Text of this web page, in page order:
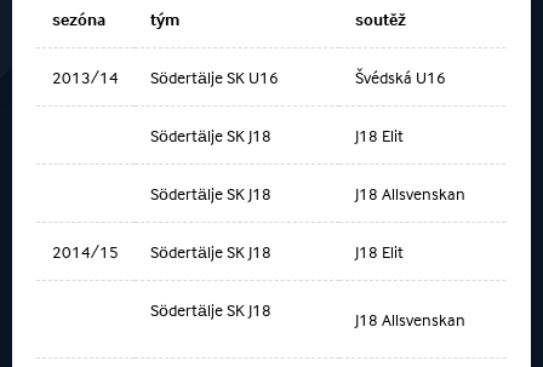
sezóna tým soutěž
2013/14 Södertälje SK U16 Švédská U16
Södertälje SK J18 J18 Elit
Södertälje SK J18 J18 Allsvenskan
2014/15 Södertälje SK J18 J18 Elit
Södertälje SK J18 J18 Allsvenskan